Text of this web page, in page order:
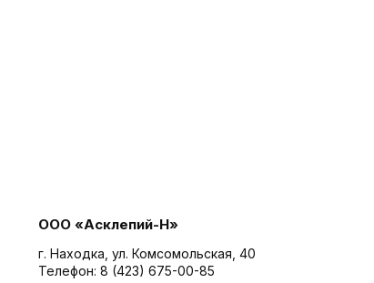
ООО «Асклепий-Н»
г. Находка, ул. Комсомольская, 40
Телефон: 8 (423) 675-00-85